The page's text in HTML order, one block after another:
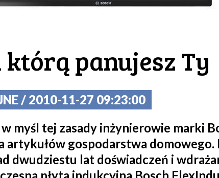
panujesz Ty
/ 2010-11-27 09:23:00
myśl tej zasady inżynierowie marki
artykułów gospodarstwa domowego.
dwudziestu lat doświadczeń i